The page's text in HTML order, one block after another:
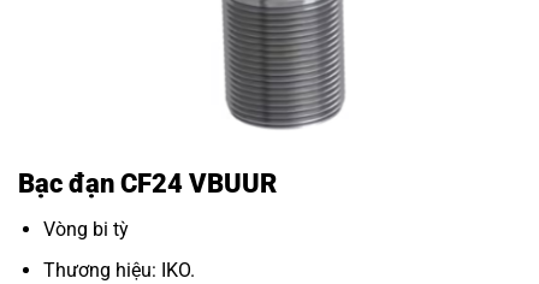
Bạc đạn CF24 VBUUR
Vòng bi tỳ
Thương hiệu: IKO.